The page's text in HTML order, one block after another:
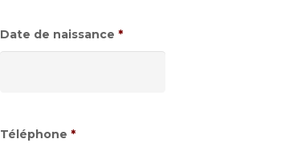
Date de naissance *
Téléphone *